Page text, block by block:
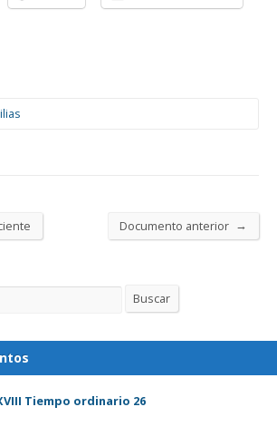
Documento anterior →
Buscar
Tiempo ordinario 26